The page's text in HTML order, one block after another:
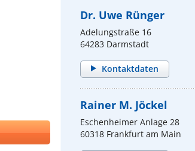
Dr. Uwe Rünger
Adelungstraße 16
64283 Darmstadt
Kontaktdaten
Rainer M. Jöckel
Eschenheimer Anlage 28
60318 Frankfurt am Main